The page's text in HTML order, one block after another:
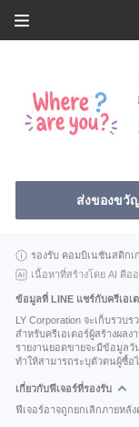
ส่งของขวั
รองรับ คอมบิเนชันสติกเ
เนื้อหาที่สร้างโดย AI คือ
ข้อมูลที่ LINE แชร์กับครีเอเ
LY Corporation จะเก็บรวบ
สำหรับครีเอเตอร์ผู้สร้างผลง
รายงานยอดขายจะมีข้อมูล
ทำให้สามารถระบุตัวตนผู้ซื้อ
เกี่ยวกับฟีเจอร์ที่รองรับ
ฟีเจอร์อาจถูกยกเลิกภายหลั